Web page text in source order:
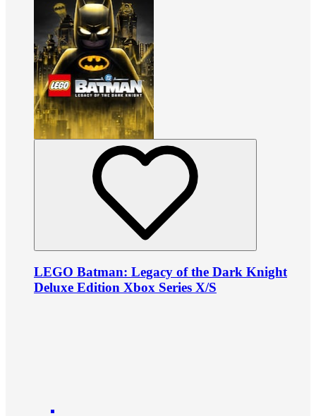
LEGO Batman: Legacy of the Dark Knight
Deluxe Edition Xbox Series X/S